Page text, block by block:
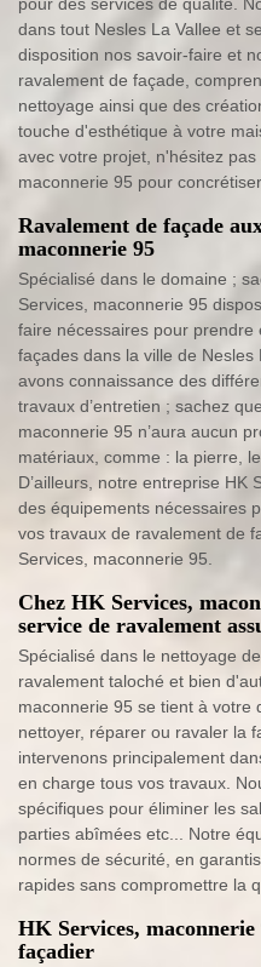
pour des services de qualité.
dans tout Nesles La Vallee et
disposition nos savoir-faire et
ravalement de façade,
nettoyage ainsi que des
touche d'esthétique à votre
avec votre projet, n'hésitez
maconnerie 95 pour
Ravalement de façade
maconnerie 95
Spécialisé dans le domaine ;
Services, maconnerie 95
faire nécessaires pour
façades dans la ville de
avons connaissance des
travaux d’entretien ; sachez
maconnerie 95 n’aura aucun
matériaux, comme : la pierre,
D’ailleurs, notre entreprise HK
des équipements nécessaires
vos travaux de ravalement de
Services, maconnerie 95.
Chez HK Services,
service de ravalement
Spécialisé dans le nettoyage
ravalement taloché et bien
maconnerie 95 se tient à votre
nettoyer, réparer ou ravaler la
intervenons principalement
en charge tous vos travaux.
spécifiques pour éliminer les
parties abîmées etc... Notre
normes de sécurité, en
rapides sans compromettre la
HK Services,
façadier